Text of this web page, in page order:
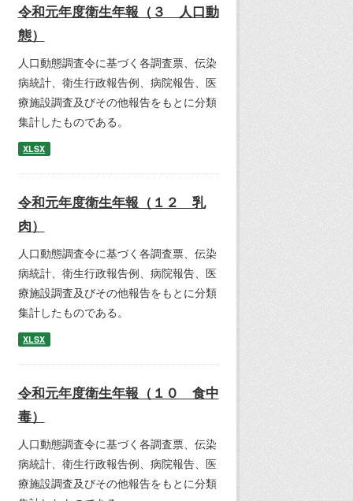
令和元年度衛生年報（３ 人口動
態）
人口動態調査令に基づく各調査票、伝染
病統計、衛生行政報告例、病院報告、医
療施設調査及びその他報告をもとに分類
集計したものである。
XLSX
令和元年度衛生年報（１２ 乳
肉）
人口動態調査令に基づく各調査票、伝染
病統計、衛生行政報告例、病院報告、医
療施設調査及びその他報告をもとに分類
集計したものである。
XLSX
令和元年度衛生年報（１０ 食中
毒）
人口動態調査令に基づく各調査票、伝染
病統計、衛生行政報告例、病院報告、医
療施設調査及びその他報告をもとに分類